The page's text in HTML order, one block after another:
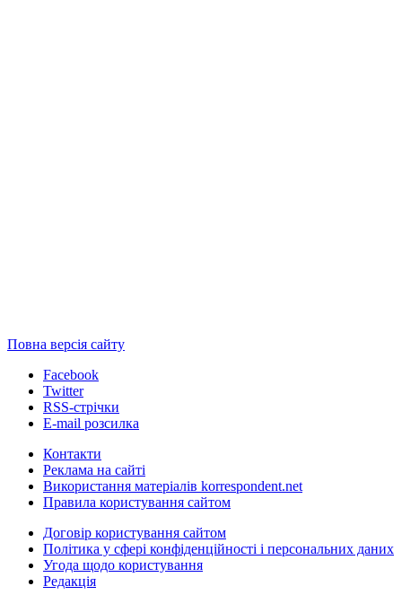
Повна версія сайту
Facebook
Twitter
RSS-стрічки
E-mail розсилка
Контакти
Реклама на сайті
Використання матеріалів korrespondent.net
Правила користування сайтом
Договір користування сайтом
Політика у сфері конфіденційності і персональних даних
Угода щодо користування
Редакція